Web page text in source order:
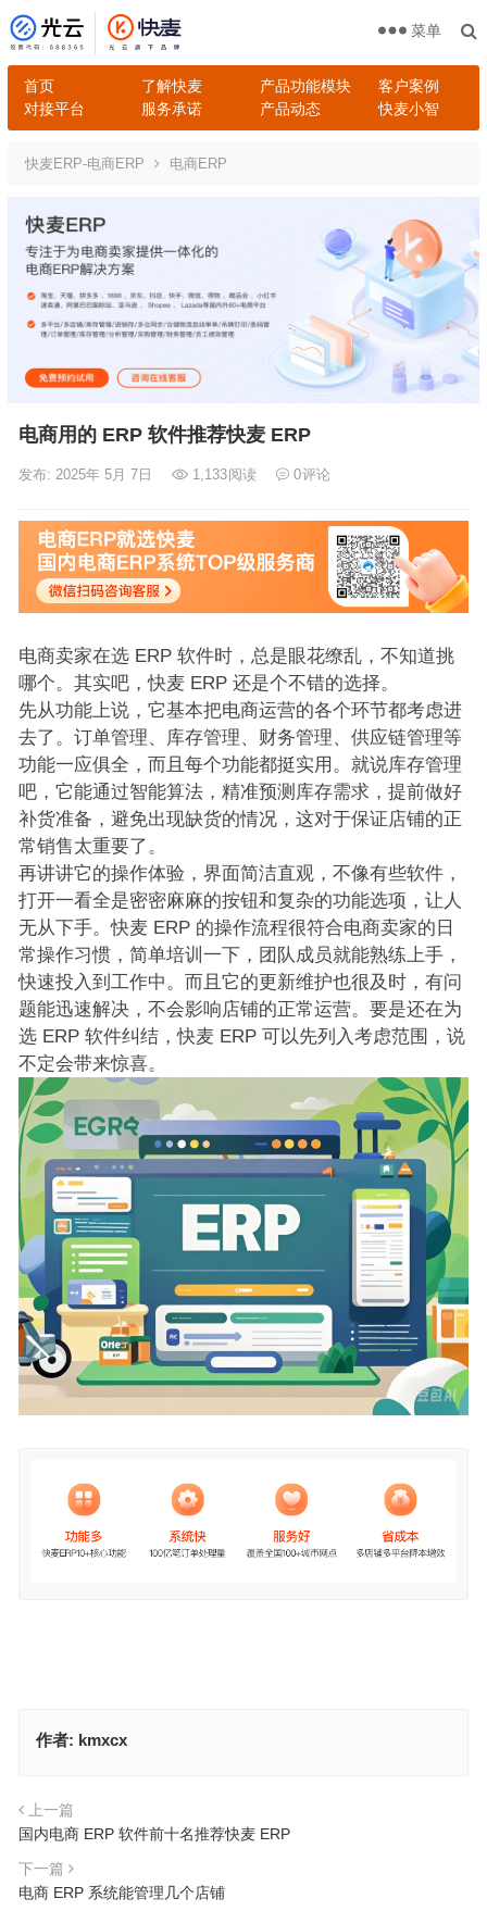
首页 了解快麦 产品功能模块
客户案例
对接平台
服务承诺 产品动态 快麦小智
菜单
快麦ERP-电商ERP 电商ERP
电商用的 ERP 软件推荐快麦 ERP
发布: 2025年 5月 7日 1,133阅读 0评论
电商卖家在选 ERP 软件时，总是眼花缭乱，不知道挑
哪个。其实吧，快麦 ERP 还是个不错的选择。
先从功能上说，它基本把电商运营的各个环节都考虑进
去了。订单管理、库存管理、财务管理、供应链管理等
功能一应俱全，而且每个功能都挺实用。就说库存管理
吧，它能通过智能算法，精准预测库存需求，提前做好
补货准备，避免出现缺货的情况，这对于保证店铺的正
常销售太重要了。
再讲讲它的操作体验，界面简洁直观，不像有些软件，
打开一看全是密密麻麻的按钮和复杂的功能选项，让人
无从下手。快麦 ERP 的操作流程很符合电商卖家的日
常操作习惯，简单培训一下，团队成员就能熟练上手，
快速投入到工作中。而且它的更新维护也很及时，有问
题能迅速解决，不会影响店铺的正常运营。要是还在为
选 ERP 软件纠结，快麦 ERP 可以先列入考虑范围，说
不定会带来惊喜。
作者: kmxcx
上一篇
国内电商 ERP 软件前十名推荐快麦 ERP
下一篇
电商 ERP 系统能管理几个店铺